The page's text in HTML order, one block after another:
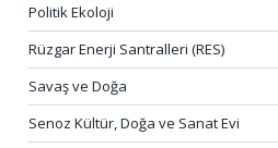
Politik Ekoloji
Rüzgar Enerji Santralleri (RES)
Savaş ve Doğa
Senoz Kültür, Doğa ve Sanat Evi